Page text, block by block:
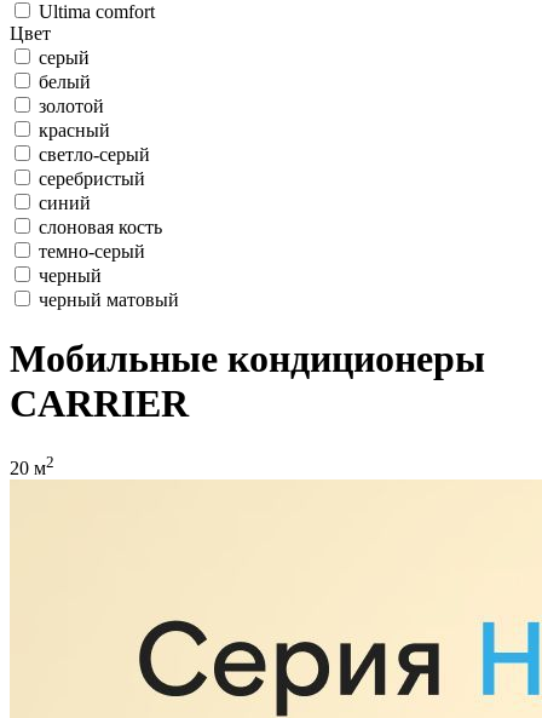
Ultima comfort
Цвет
cерый
белый
золотой
красный
светло-серый
серебристый
синий
слоновая кость
темно-серый
черный
черный матовый
Мобильные кондиционеры
CARRIER
20 м2